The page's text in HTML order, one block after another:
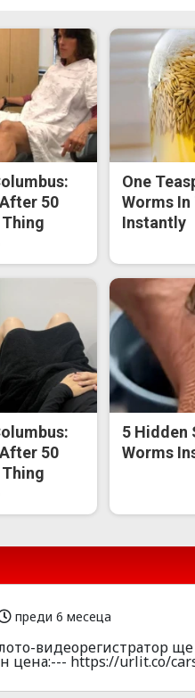
50
One
Worms In
Instantly
50
5 Hidden
Worms
преди 6 месеца
видеорегистратор
цена:--- https://urlit.co/